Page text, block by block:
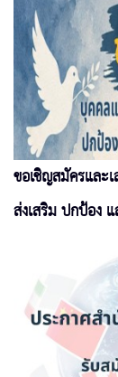
ขอเชิญสมัครและ
ส่งเสริม ปกป้อง